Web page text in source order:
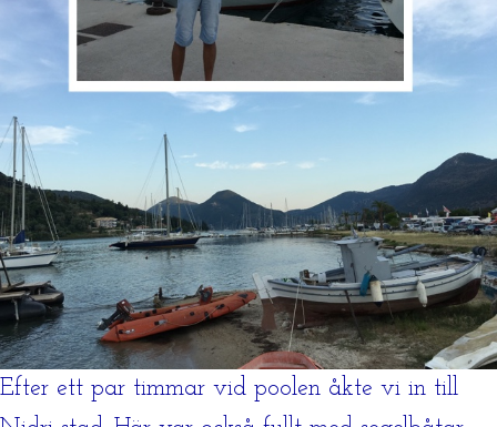
Efter ett par timmar vid poolen åkte vi in till